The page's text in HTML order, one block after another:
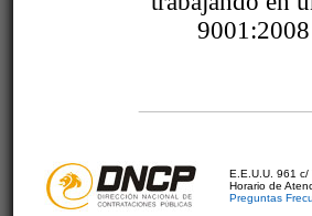
E.E.U.U. 961 c/
Horario de
Preguntas